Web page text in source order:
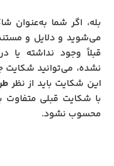
بله، اگر شما به‌عنوان
می‌شوید و دلایل و
قبلاً وجود نداشته یا
نشده، می‌توانید شکایت
این شکایت باید از نظر
با شکایت قبلی متفاوت
محسوب نشود.